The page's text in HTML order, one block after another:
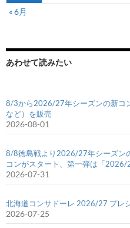
« 6月
あわせて読みたい
8/3から2026/27年シーズンの新コ
など）を販売
2026-08-01
8/8徳島戦より2026/27年シーズン
コンがスタート、第一弾は「2026/
2026-07-31
北海道コンサドーレ 2026/27 プレ
2026-07-25